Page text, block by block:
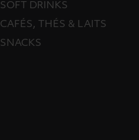
SOFT DRINKS
CAFÉS, THÉS & LAITS
SNACKS